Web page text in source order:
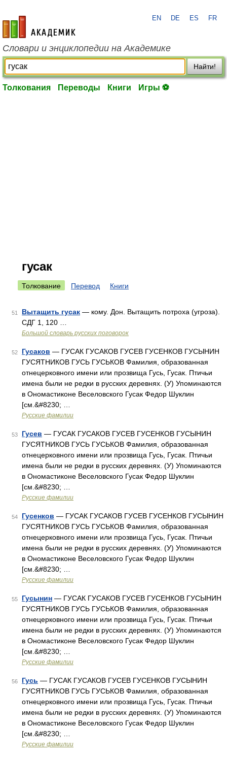
academic.ru
EN DE ES FR
Словари и энциклопедии на Академике
Найти!
Толкования Переводы Книги Игры ⚽
гусак
Толкование Перевод Книги
51 Вытащить гусак — кому. Дон. Вытащить потроха (угроза).
СДГ 1, 120 …
Большой словарь русских поговорок
52 Гусаков — ГУСАК ГУСАКОВ ГУСЕВ ГУСЕНКОВ ГУСЫНИН
ГУСЯТНИКОВ ГУСЬ ГУСЬКОВ Фамилия, образованная
отнецерковного имени или прозвища Гусь, Гусак. Птичьи
имена были не редки в русских деревнях. (У) Упоминаются
в Ономастиконе Веселовского Гусак Федор Шуклин
[см.&#8230; …
Русские фамилии
53 Гусев — ГУСАК ГУСАКОВ ГУСЕВ ГУСЕНКОВ ГУСЫНИН
ГУСЯТНИКОВ ГУСЬ ГУСЬКОВ Фамилия, образованная
отнецерковного имени или прозвища Гусь, Гусак. Птичьи
имена были не редки в русских деревнях. (У) Упоминаются
в Ономастиконе Веселовского Гусак Федор Шуклин
[см.&#8230; …
Русские фамилии
54 Гусенков — ГУСАК ГУСАКОВ ГУСЕВ ГУСЕНКОВ ГУСЫНИН
ГУСЯТНИКОВ ГУСЬ ГУСЬКОВ Фамилия, образованная
отнецерковного имени или прозвища Гусь, Гусак. Птичьи
имена были не редки в русских деревнях. (У) Упоминаются
в Ономастиконе Веселовского Гусак Федор Шуклин
[см.&#8230; …
Русские фамилии
55 Гусынин — ГУСАК ГУСАКОВ ГУСЕВ ГУСЕНКОВ ГУСЫНИН
ГУСЯТНИКОВ ГУСЬ ГУСЬКОВ Фамилия, образованная
отнецерковного имени или прозвища Гусь, Гусак. Птичьи
имена были не редки в русских деревнях. (У) Упоминаются
в Ономастиконе Веселовского Гусак Федор Шуклин
[см.&#8230; …
Русские фамилии
56 Гусь — ГУСАК ГУСАКОВ ГУСЕВ ГУСЕНКОВ ГУСЫНИН
ГУСЯТНИКОВ ГУСЬ ГУСЬКОВ Фамилия, образованная
отнецерковного имени или прозвища Гусь, Гусак. Птичьи
имена были не редки в русских деревнях. (У) Упоминаются
в Ономастиконе Веселовского Гусак Федор Шуклин
[см.&#8230; …
Русские фамилии